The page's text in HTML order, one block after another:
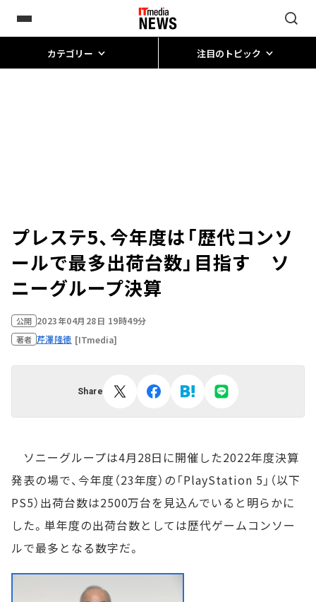
カテゴリー 注目のトピック
プレステ5、今年度は「歴代コンソ
ールで最多出荷台数」目指す ソ
ニーグループ決算
公開 2023年04月28日 19時49分
著者 芹澤隆徳 [ITmedia]
Share
ソニーグループは4月28日に開催した2022年度決算
発表の場で、今年度（23年度）の「PlayStation 5」（以下
PS5）出荷台数は2500万台を見込んでいると明らかに
した。単年度の出荷台数としては歴代ゲームコンソー
ルで最多となる数字だ。